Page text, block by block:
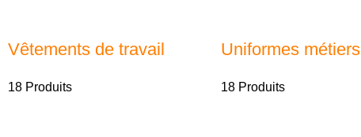
Vêtements de travail
18 Produits
Uniformes métiers
18 Produits